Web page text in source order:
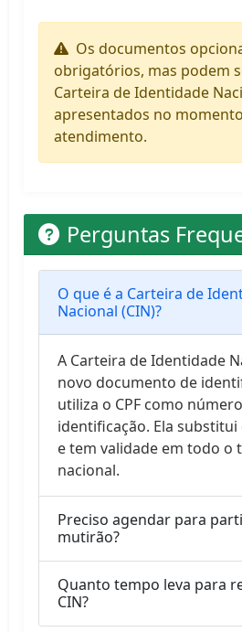
Os documentos
obrigatórios, mas podem
Carteira de Identidade
apresentados no
atendimento.
Perguntas
O que é a Carteira de
Nacional (CIN)?
A Carteira de Identidade
novo documento de
utiliza o CPF como
identificação. Ela substitui
e tem validade em todo o
nacional.
Preciso agendar para
mutirão?
Quanto tempo leva para
CIN?